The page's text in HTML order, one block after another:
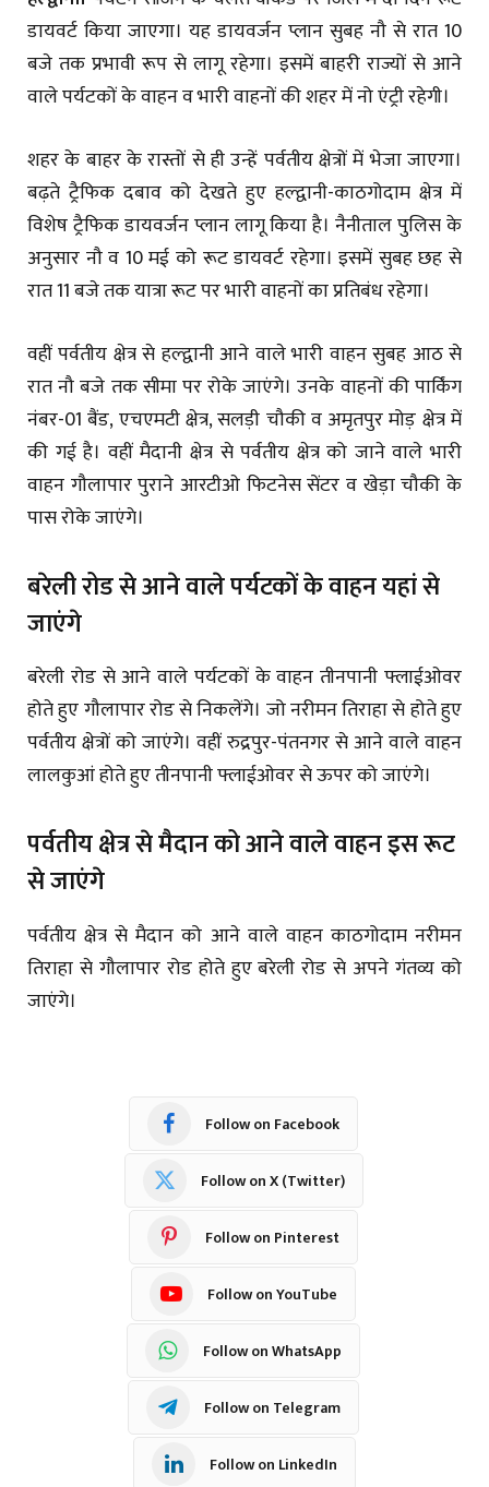
डायवर्ट किया जाएगा। यह डायवर्जन प्लान सुबह नौ से रात 10
बजे तक प्रभावी रूप से लागू रहेगा। इसमें बाहरी राज्यों से आने
वाले पर्यटकों के वाहन व भारी वाहनों की शहर में नो एंट्री रहेगी।
शहर के बाहर के रास्तों से ही उन्हें पर्वतीय क्षेत्रों में भेजा जाएगा।
बढ़ते ट्रैफिक दबाव को देखते हुए हल्द्वानी-काठगोदाम क्षेत्र में
विशेष ट्रैफिक डायवर्जन प्लान लागू किया है। नैनीताल पुलिस के
अनुसार नौ व 10 मई को रूट डायवर्ट रहेगा। इसमें सुबह छह से
रात 11 बजे तक यात्रा रूट पर भारी वाहनों का प्रतिबंध रहेगा।
वहीं पर्वतीय क्षेत्र से हल्द्वानी आने वाले भारी वाहन सुबह आठ से
रात नौ बजे तक सीमा पर रोके जाएंगे। उनके वाहनों की पार्किंग
नंबर-01 बैंड, एचएमटी क्षेत्र, सलड़ी चौकी व अमृतपुर मोड़ क्षेत्र में
की गई है। वहीं मैदानी क्षेत्र से पर्वतीय क्षेत्र को जाने वाले भारी
वाहन गौलापार पुराने आरटीओ फिटनेस सेंटर व खेड़ा चौकी के
पास रोके जाएंगे।
बरेली रोड से आने वाले पर्यटकों के वाहन यहां से
जाएंगे
बरेली रोड से आने वाले पर्यटकों के वाहन तीनपानी फ्लाईओवर
होते हुए गौलापार रोड से निकलेंगे। जो नरीमन तिराहा से होते हुए
पर्वतीय क्षेत्रों को जाएंगे। वहीं रुद्रपुर-पंतनगर से आने वाले वाहन
लालकुआं होते हुए तीनपानी फ्लाईओवर से ऊपर को जाएंगे।
पर्वतीय क्षेत्र से मैदान को आने वाले वाहन इस रूट
से जाएंगे
पर्वतीय क्षेत्र से मैदान को आने वाले वाहन काठगोदाम नरीमन
तिराहा से गौलापार रोड होते हुए बरेली रोड से अपने गंतव्य को
जाएंगे।
Follow on Facebook
Follow on X (Twitter)
Follow on Pinterest
Follow on YouTube
Follow on WhatsApp
Follow on Telegram
Follow on LinkedIn